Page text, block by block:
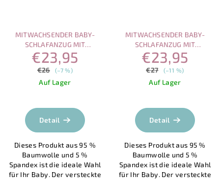
MITWACHSENDER BABY-
SCHLAFANZUG MIT
MAGNETVERSCHLUSS –
BLAUES BOOT
€23,95
€26 (–7 %)
Auf Lager
durchschnittliche
Produktbewertung
von
5
Sternen.
Detail
Dieses Produkt aus 95 %
Baumwolle und 5 %
Spandex ist die ideale Wahl
für Ihr Baby. Der versteckte
MITWACHSENDER BABY-
SCHLAFANZUG MIT
MAGNETVERSCHLUSS – HASE
€23,95
€27 (–11 %)
Auf Lager
von
5
Sternen.
Detail
Dieses Produkt aus 95 %
Baumwolle und 5 %
Spandex ist die ideale Wahl
für Ihr Baby. Der versteckte